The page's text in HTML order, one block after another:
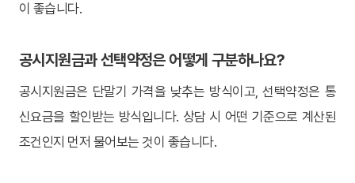
이 좋습니다.
공시지원금과 선택약정은 어떻게 구분하나요?
공시지원금은 단말기 가격을 낮추는 방식이고, 선택약정은 통
신요금을 할인받는 방식입니다. 상담 시 어떤 기준으로 계산된
조건인지 먼저 물어보는 것이 좋습니다.